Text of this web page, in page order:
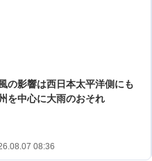
の影響は西日本太平洋側にも
を中心に大雨のおそれ
08:36